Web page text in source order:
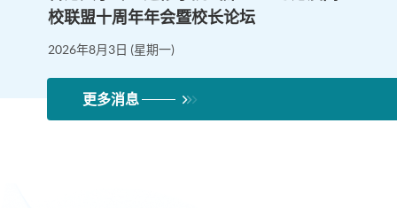
校联盟十周年年会暨校长论坛
2026年8月3日 (星期一)
更多消息